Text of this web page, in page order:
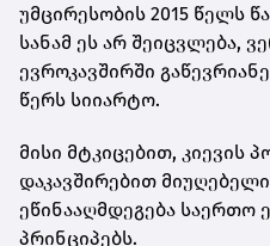
უმცირესობის 2015 წელს
სანამ ეს არ შეიცვლება,
ევროკავშირში
წერს სიიარტო.
მისი მტკიცებით, კიევის
დაკავშირებით
ეწინააღმდეგება საერთო
პრინციპებს.